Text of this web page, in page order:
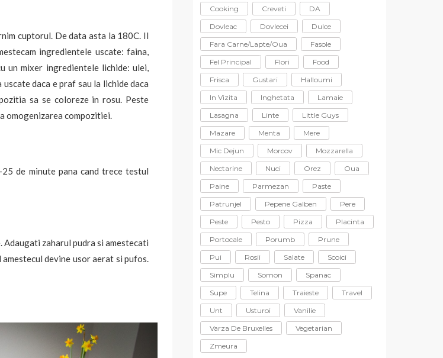
cuptorul. De data asta la 180C. Il
ingredientele uscate: faina,
un mixer ingredientele lichide: ulei,
daca e praf sau la lichide daca
sa se coloreze in rosu. Peste
omogenizarea compozitiei.
de minute pana cand trece testul
zaharul pudra si amestecati
devine usor aerat si pufos.
Cooking
Creveti
DA
Dovleac
Dovlecei
Dulce
Fara Carne/lapte/oua
Fasole
Fel Principal
Flori
Food
Frisca
Gustari
Halloumi
In Vizita
Inghetata
Lamaie
Lasagna
Linte
Little Guys
Mazare
Menta
Mere
Mic Dejun
Morcov
Mozzarella
Nectarine
Nuci Orez
Oua
Paine
Parmezan
Paste
Patrunjel
Pepene Galben
Pere
Peste
Pesto Pizza
Placinta
Portocale
Porumb
Prune
Pui
Rosii Salate
Scoici
Simplu
Somon
Spanac
Supe
Telina Traieste
Travel
Unt
Usturoi
Vanilie
Varza De Bruxelles
Vegetarian
Zmeura